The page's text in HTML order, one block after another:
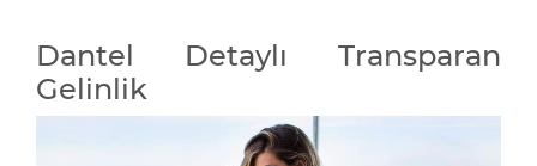
Dantel Detaylı Transparan
Gelinlik